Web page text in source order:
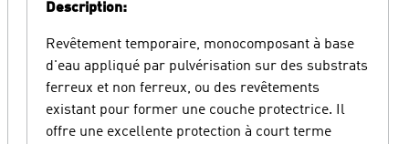
Description:
Revêtement temporaire, monocomposant à base
d'eau appliqué par pulvérisation sur des substrats
ferreux et non ferreux, ou des revêtements
existant pour former une couche protectrice. Il
offre une excellente protection à court terme